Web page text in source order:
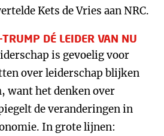
Kets de Vries aan NRC.
DÉ LEIDER VAN NU
is gevoelig voor
over leiderschap blijken
want het denken over
de veranderingen in
In grote lijnen: